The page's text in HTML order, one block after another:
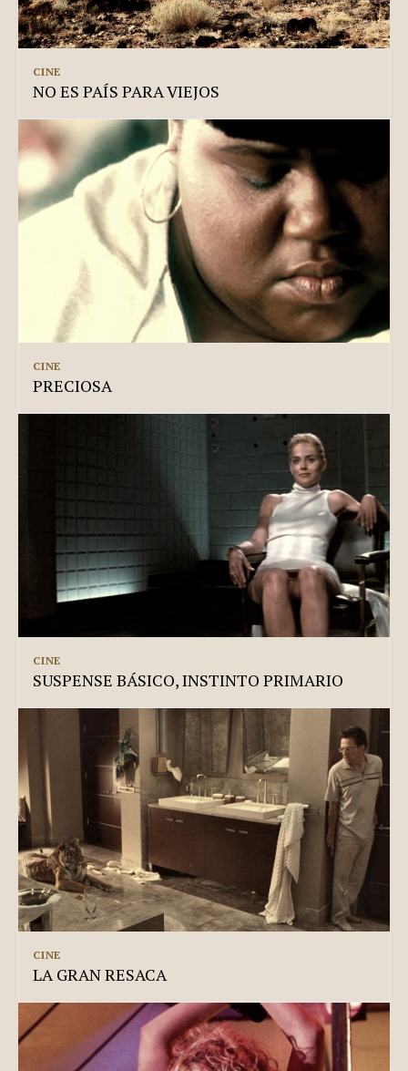
CINE
NO ES PAÍS PARA VIEJOS
CINE
PRECIOSA
CINE
SUSPENSE BÁSICO, INSTINTO PRIMARIO
CINE
LA GRAN RESACA